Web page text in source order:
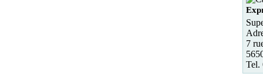
7
Tel.